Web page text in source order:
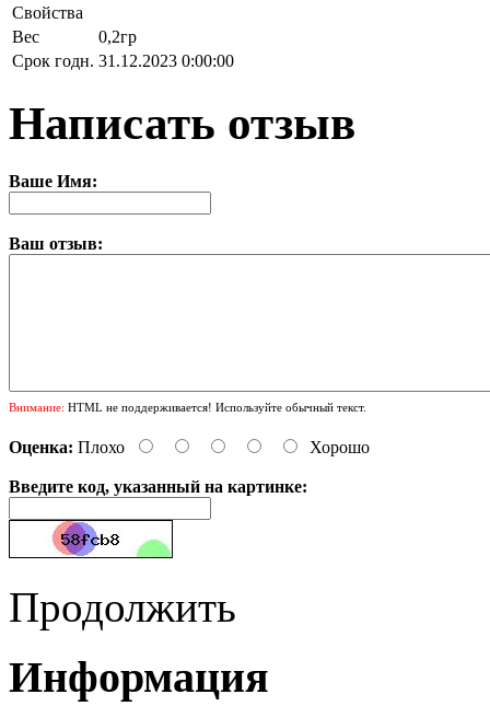
Свойства
Вес
0,2гр
Срок годн. 31.12.2023 0:00:00
Написать отзыв
Ваше Имя:
Ваш отзыв:
Внимание: HTML не поддерживается! Используйте обычный текст.
Оценка: Плохо Хорошо
Введите код, указанный на картинке:
Продолжить
Информация